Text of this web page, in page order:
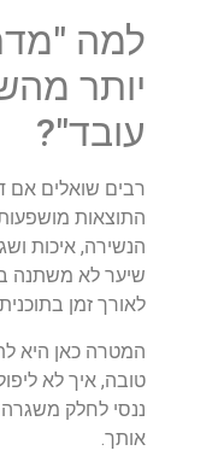
למה
יותר
עובד"?
רבים שואלים אם
התוצאות
הנשירה, איכות
שיער לא משתנה
לאורך זמן
המטרה כאן היא
טובה, איך לא
ננסי לחלק
אותך